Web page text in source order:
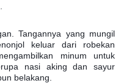
Tangannya yang mungil
keluar dari robekan
minum untuk
nasi aking dan sayur
belakang.